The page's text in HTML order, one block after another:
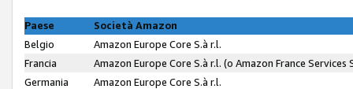
Paese
Società Amazon
Belgio
Amazon Europe Core S.à r.l.
Francia
Amazon Europe Core S.à r.l. (o Amazon France
Germania
Amazon Europe Core S.à r.l.